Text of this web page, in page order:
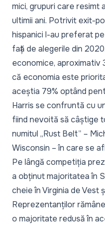
mici, grupuri care resimt
ultimii ani. Potrivit exit-
hispanici l-au preferat
față de alegerile din
economice, aproximativ
că economia este
aceștia 79% optând
Harris se confruntă cu
fiind nevoită să câștige
numitul „Rust Belt” –
Wisconsin – în care se
Pe lângă competiția
a obținut majoritatea în
cheie în Virginia de Vest
Reprezentanților
o majoritate redusă în